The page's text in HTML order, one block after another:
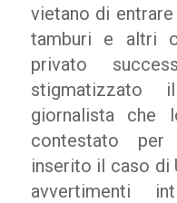
vietano di
tamburi e altri
privato
giornalista che
contestato per
inserito il caso di
avvertimenti